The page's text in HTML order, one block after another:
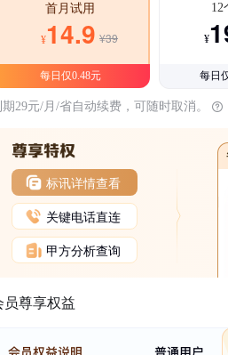
首月试用
¥14.9 ¥39
每日仅0.48元
12
¥
每日
期29元/月/省自动续费，可随时取消。
标讯详情查看
关键电话直连
甲方分析查询
员尊享权益